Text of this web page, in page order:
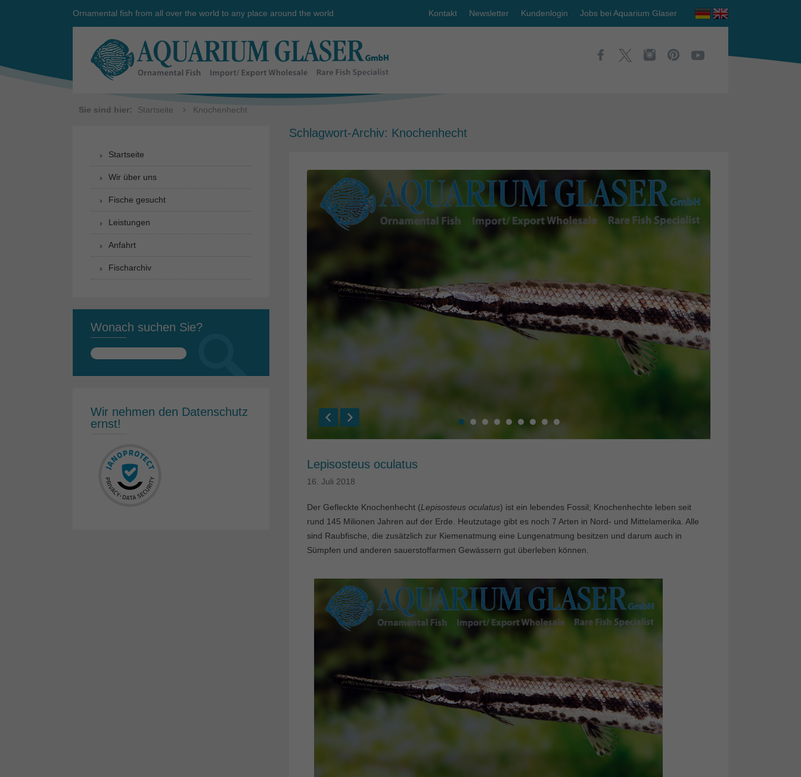
Ornamental fish from all over the world to any place around the world Kontakt Newsletter Kundenlogin Jobs bei Aquarium Glaser
Sie sind hier: Startseite Knochenhecht
Schlagwort-Archiv: Knochenhecht
Lepisosteus oculatus
16. Juli 2018
Der Gefleckte Knochenhecht (Lepisosteus oculatus) ist ein lebendes Fossil; Knochenhechte leben seit
rund 145 Milionen Jahren auf der Erde. Heutzutage gibt es noch 7 Arten in Nord- und Mittelamerika. Alle
sind Raubfische, die zusätzlich zur Kiemenatmung eine Lungenatmung besitzen und darum auch in
Sümpfen und anderen sauerstoffarmen Gewässern gut überleben können.
Startseite
Wir über uns
Fische gesucht
Leistungen
Anfahrt
Fischarchiv
Wonach suchen Sie?
Suchen
Wir nehmen den Datenschutz
ernst!